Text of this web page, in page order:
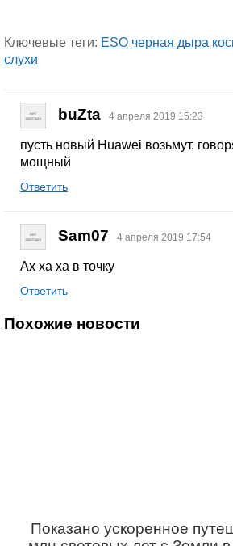
Ключевые теги: ESO черная дыра
слухи
buZta 4 апреля 2019 15:23
пусть новый Huawei возьмут,
мощный
Ответить
Sam07 4 апреля 2019 17:54
Ах ха ха в точку
Ответить
Похожие новости
Показано ускоренное